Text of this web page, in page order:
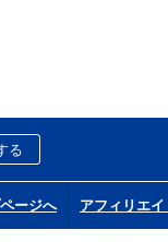
る
ージへ アフィリエ